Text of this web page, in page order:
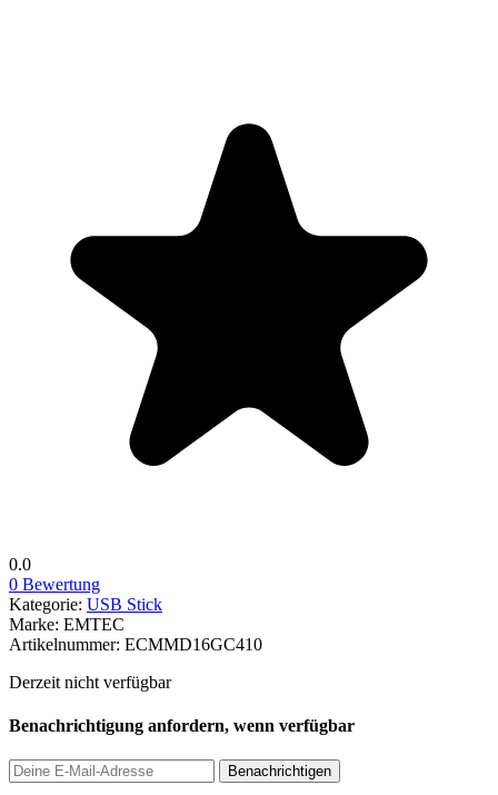
0.0
0 Bewertung
Kategorie: USB Stick
Marke: EMTEC
Artikelnummer: ECMMD16GC410
Derzeit nicht verfügbar
Benachrichtigung anfordern, wenn verfügbar
Benachrichtigen